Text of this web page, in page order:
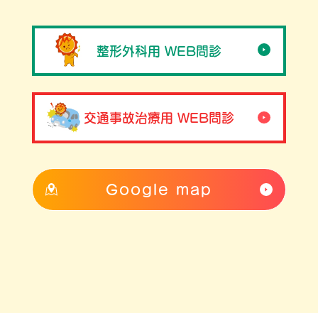
整形外科用 WEB問診
交通事故治療用 WEB問診
Google map